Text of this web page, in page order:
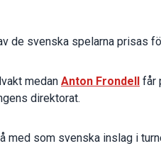
de svenska spelarna prisas
medan Anton Frondell
får
direktorat.
med som svenska inslag i